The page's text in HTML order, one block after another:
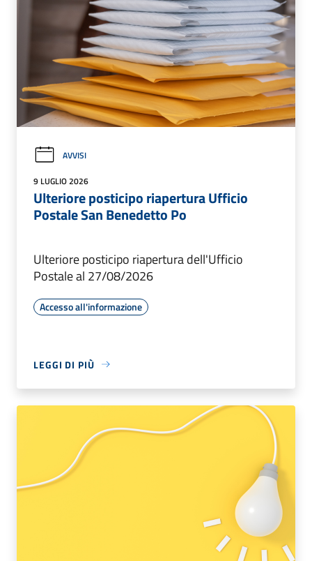
AVVISI
9 LUGLIO 2026
Ulteriore posticipo riapertura Ufficio
Postale San Benedetto Po
Ulteriore posticipo riapertura dell'Ufficio
Postale al 27/08/2026
Accesso all'informazione
LEGGI DI PIÙ